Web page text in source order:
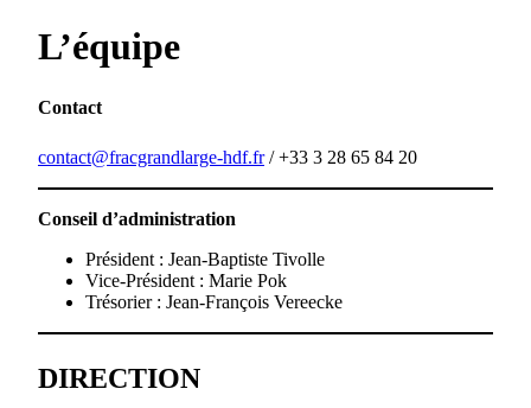
L’équipe
Contact
contact@fracgrandlarge-hdf.fr/ +33 3 28 65 84 20
Conseil d’administration
Président : Jean-Baptiste Tivolle
Vice-Président : Marie Pok
Trésorier : Jean-François Vereecke
DIRECTION